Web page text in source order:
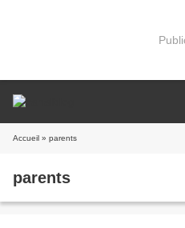
Accueil » parents
parents